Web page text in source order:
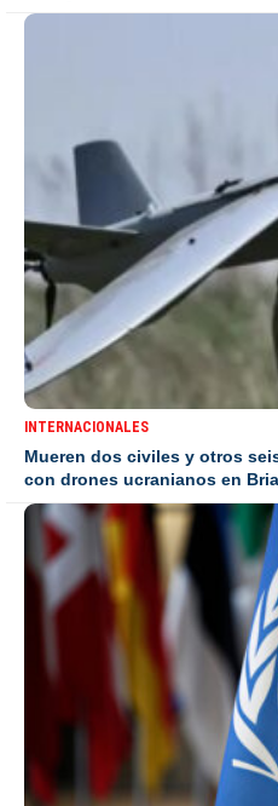
INTERNACIONALES
Mueren dos civiles y otros
con drones ucranianos en